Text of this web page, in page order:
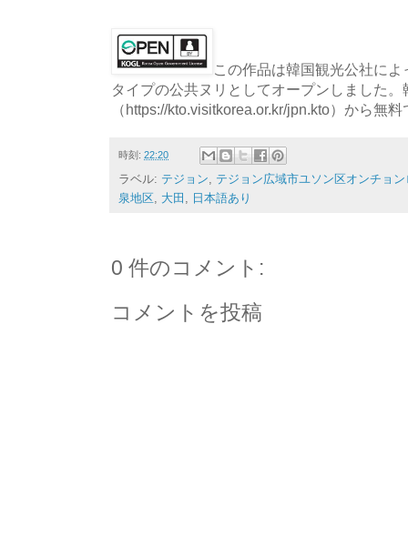
この作品は韓国観光公社に
タイプの公共ヌリとしてオープンしました。
（https://kto.visitkorea.or.kr/jpn.kto）から無
時刻: 22:20
ラベル: テジョン, テジョン広域市ユソン区オンチョン
泉地区, 大田 , 日本語あり
0 件のコメント:
コメントを投稿